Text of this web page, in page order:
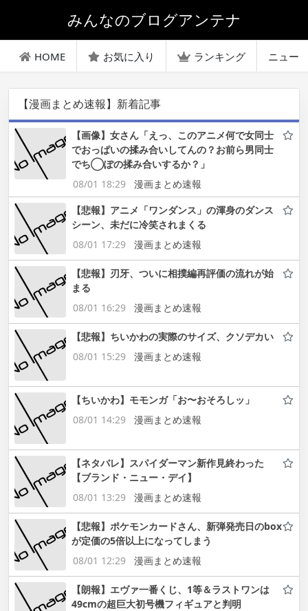
みんなのブログアンテナ
HOME お気に入り ランキング ニュー
【漫画まとめ速報】新着記事
【画像】女さん「えっ、このアニメ何で女同士
でおっぱいの揉み合いしてんの？お前ら男同士
でち◯ぽの揉み合いするか？」
08/01 18:29
漫画まとめ速報
【悲報】アニメ「ワンダンス」の渾身のダンス
シーン、未だに冷笑されまくる
08/01 17:29
漫画まとめ速報
【悲報】刃牙、ついに相撲編再評価の流れが始
まる
08/01 16:29
漫画まとめ速報
【悲報】ちいかわの実際のサイズ、クソデカい
08/01 15:29
漫画まとめ速報
【ちいかわ】モモンガ「お〜おそろしッ」
08/01 14:29
漫画まとめ速報
【ネタバレ】スパイダーマン新作見終わった
【ブランド・ニュー・デイ】
08/01 13:29
漫画まとめ速報
【悲報】ポケモンカードさん、新弾発売日のbox
が定価の5倍以上になってしまう
08/01 12:29
漫画まとめ速報
【朗報】エヴァ一番くじ、1等＆ラストワンは
49cmの超巨大初号機フィギュアと判明